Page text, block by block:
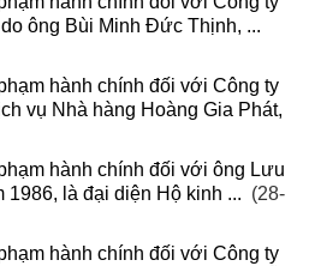
ông Bùi Minh Đức Thịnh, ...
hành chính đối với Công ty
vụ Nhà hàng Hoàng Gia Phát,
hành chính đối với ông Lưu
1986, là đại diện Hộ kinh ... (28-
hành chính đối với Công ty